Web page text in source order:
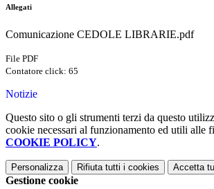
Allegati
Comunicazione CEDOLE LIBRARIE.pdf
File PDF
Contatore click: 65
Notizie
Questo sito o gli strumenti terzi da questo
cookie necessari al funzionamento ed utili alle
COOKIE POLICY.
Personalizza Rifiuta tutti i cookies Accetta
Gestione cookie